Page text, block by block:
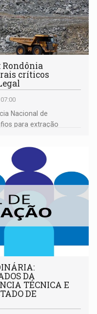
Rondônia
críticos
Nacional de
para extração
DA
TÉCNICA E
DE